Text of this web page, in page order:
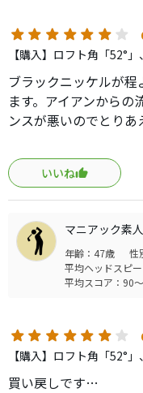
Ｔ５はＴ４よりトゥ
バンスがしっかり効い
いＴ５といった感じ
ですが、Ｔ４は、浮
すよＷ。
【購入】ロフト角「52°
ブラックニッケルが
ます。アイアンから
ンスが悪いのでとり
いいね
マニアック素人
年齢：47歳 性
平均ヘッドスピ
平均スコア：90
【購入】ロフト角「52°
買い戻しです…